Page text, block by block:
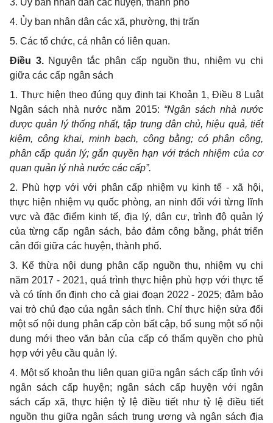
3. Ủy ban nhân dân các huyện, thành phố
4. Ủy ban nhân dân các xã, phường, thị trấn
5. Các tổ chức, cá nhân có liên quan.
Điều 3.Nguyên tắc phân cấp nguồn thu, nhiệm vụ chi
giữa các cấp ngân sách
1. Thực hiện theo đúng quy định tại Khoản 1, Điều 8 Luật
Ngân sách nhà nước năm 2015: “Ngân sách nhà nước
được quản lý thống nhất, tập trung dân chủ, hiệu quả, tiết
kiệm, công khai, minh bạch, công bằng; có phân công,
phân cấp quản lý; gắn quyền hạn với trách nhiệm của cơ
quan quản lý nhà nước các cấp”.
2. Phù hợp với với phân cấp nhiệm vụ kinh tế - xã hội,
thực hiện nhiệm vụ quốc phòng, an ninh đối với từng lĩnh
vực và đặc điểm kinh tế, địa lý, dân cư, trình độ quản lý
của từng cấp ngân sách, bảo đảm công bằng, phát triển
cân đối giữa các huyện, thành phố.
3. Kế thừa nội dung phân cấp nguồn thu, nhiệm vụ chi
năm 2017 - 2021, quá trình thực hiện phù hợp với thực tế
và có tính ổn định cho cả giai đoạn 2022 - 2025; đảm bảo
vai trò chủ đạo của ngân sách tỉnh. Chỉ thực hiện sửa đổi
một số nội dung phân cấp còn bất cập, bổ sung một số nội
dung mới theo văn bản của cấp có thẩm quyền cho phù
hợp với yêu cầu quản lý.
4. Một số khoản thu liên quan giữa ngân sách cấp tỉnh với
ngân sách cấp huyện; ngân sách cấp huyện với ngân
sách cấp xã, thực hiện tỷ lệ điều tiết như tỷ lệ điều tiết
nguồn thu giữa ngân sách trung ương và ngân sách địa